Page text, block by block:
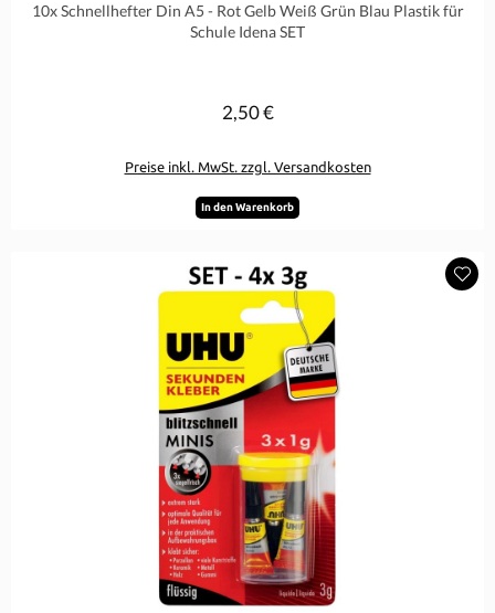
10x Schnellhefter Din A5 - Rot Gelb Weiß Grün Blau Plastik für
Schule Idena SET
Regulärer Preis:
2,50 €
Preise inkl. MwSt. zzgl. Versandkosten
In den Warenkorb